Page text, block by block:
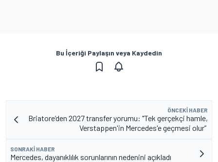
Bu İçeriği Paylaşın veya Kaydedin
ÖNCEKI HABER
Briatore’den 2027 transfer yorumu: "Tek gerçekçi hamle,
Verstappen'in Mercedes'e geçmesi olur”
SONRAKI HABER
Mercedes, dayanıklılık sorunlarının nedenini açıkladı